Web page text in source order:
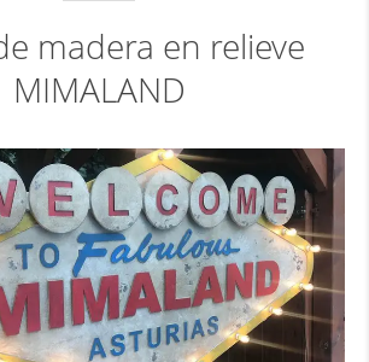
madera en relieve
MIMALAND